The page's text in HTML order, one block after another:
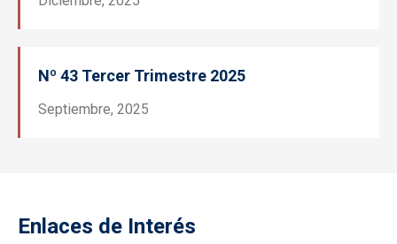
Nº 43 Tercer Trimestre 2025
Septiembre, 2025
Enlaces de Interés